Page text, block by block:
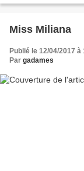
Miss Miliana
Publié le 12/04/2017 à
Par gadames